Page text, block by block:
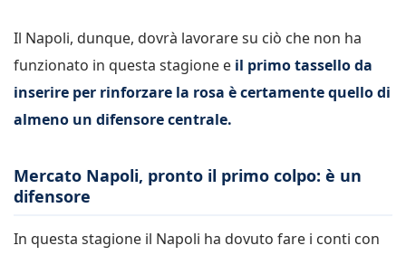
Il Napoli, dunque, dovrà lavorare su ciò che non ha
funzionato in questa stagione e il primo tassello da
inserire per rinforzare la rosa è certamente quello di
almeno un difensore centrale.
Mercato Napoli, pronto il primo colpo: è un
difensore
In questa stagione il Napoli ha dovuto fare i conti con